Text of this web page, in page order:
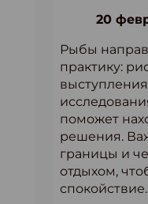
20
Рыбы
практику:
поможет
решения.
границы и
отдыхом,
спокойствие.